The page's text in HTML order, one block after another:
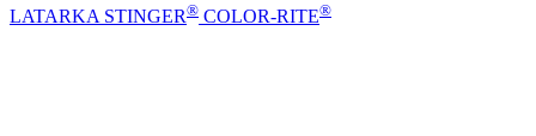
LATARKA STINGER® COLOR-RITE®